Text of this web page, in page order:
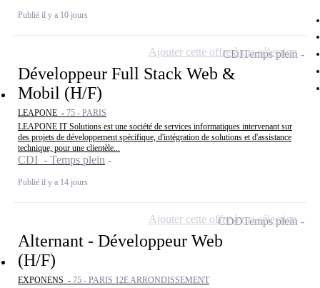
Publié il y a 10 jours
Développeur Full Stack Web &
Mobil (H/F)
LEAPONE - 75 - PARIS
LEAPONE IT Solutions est une société de services informatiques intervenant sur
des projets de développement spécifique, d'intégration de solutions et d'assistance
technique, pour une clientèle...
CDI - Temps plein
Publié il y a 14 jours
CDITemps plein
Ajouter cette offre à ma sélection
Alternant - Développeur Web
(H/F)
EXPONENS - 75 - PARIS 12E ARRONDISSEMENT
CDDTemps plein
Ajouter cette offre à ma sélection